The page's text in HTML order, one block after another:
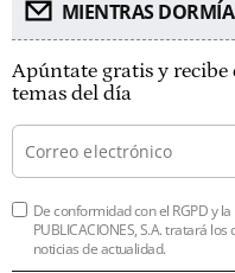
MIENTRAS
Apúntate gratis y recibe
temas del día
De conformidad con el RGPD y la
PUBLICACIONES, S.A. tratará
noticias de actualidad.